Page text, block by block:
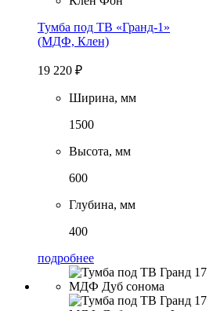
Тумба под ТВ «Гранд-1»
(МДФ, Клен)
19 220 ₽
Ширина, мм
1500
Высота, мм
600
Глубина, мм
400
подробнее